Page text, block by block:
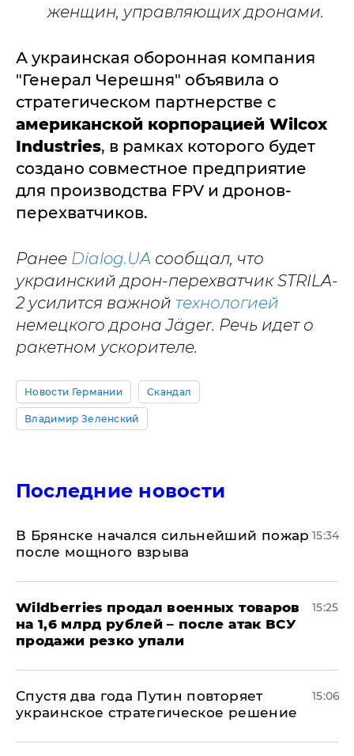
женщин, управляющих дронами.
А украинская оборонная компания
"Генерал Черешня" объявила о
стратегическом партнерстве с
американской корпорацией Wilcox
Industries, в рамках которого будет
создано совместное предприятие
для производства FPV и дронов-
перехватчиков.
Ранее Dialog.UA сообщал, что
украинский дрон-перехватчик STRILA-
2 усилится важной технологией
немецкого дрона Jäger. Речь идет о
ракетном ускорителе.
Новости Германии Скандал
Владимир Зеленский
Последние новости
В Брянске начался сильнейший пожар
после мощного взрыва
15:34
​Wildberries продал военных товаров
на 1,6 млрд рублей – после атак ВСУ
продажи резко упали
15:25
Спустя два года Путин повторяет
украинское стратегическое решение
15:06